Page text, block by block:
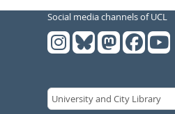
Social media channels of UCL